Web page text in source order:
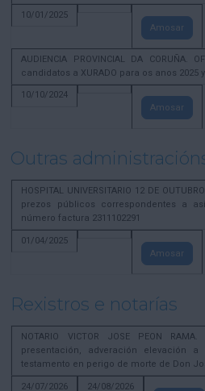
10/01/2025
Amosar
AUDIENCIA PROVINCIAL DA CORUÑA.
candidatos a XURADO para os anos 2025 y
10/10/2024
Amosar
Outras
HOSPITAL UNIVERSITARIO 12 DE
prezos públicos correspondentes a
número factura 2311102291
01/04/2025
Amosar
Rexistros e notarías
NOTARIO VICTOR JOSE PEON
presentación, adveración elevación
testamento en perigo de morte de Don
24/07/2026
24/08/2026